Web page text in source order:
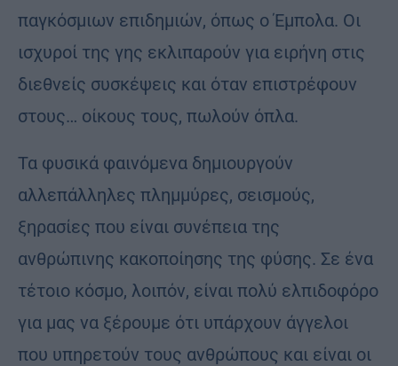
παγκόσμιων επιδημιών, όπως ο Έμπολα. Οι
ισχυροί της γης εκλιπαρούν για ειρήνη στις
διεθνείς συσκέψεις και όταν επιστρέφουν
στους… οίκους τους, πωλούν όπλα.
Τα φυσικά φαινόμενα δημιουργούν
αλλεπάλληλες πλημμύρες, σεισμούς,
ξηρασίες που είναι συνέπεια της
ανθρώπινης κακοποίησης της φύσης. Σε ένα
τέτοιο κόσμο, λοιπόν, είναι πολύ ελπιδοφόρο
για μας να ξέρουμε ότι υπάρχουν άγγελοι
που υπηρετούν τους ανθρώπους και είναι οι